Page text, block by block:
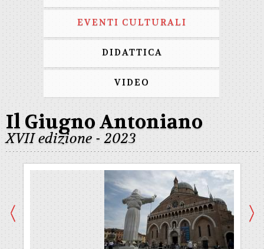
EVENTI CULTURALI
DIDATTICA
VIDEO
Il Giugno Antoniano
XVII edizione - 2023